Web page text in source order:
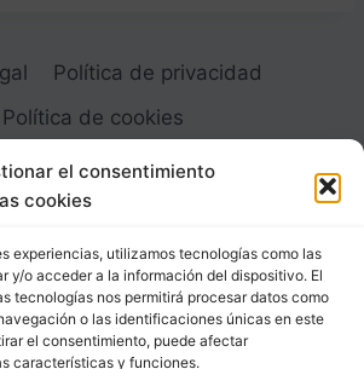
el consentimiento
cookies
experiencias, utilizamos tecnologías como las
y/o acceder a la información del dispositivo. El
tecnologías nos permitirá procesar datos como
o las identificaciones únicas en este
el consentimiento, puede afectar
características y funciones.
Política de privacidad
Política de cookies
Provença, 183
- Barcelona (Espana)